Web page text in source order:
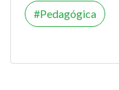
Pedagógica